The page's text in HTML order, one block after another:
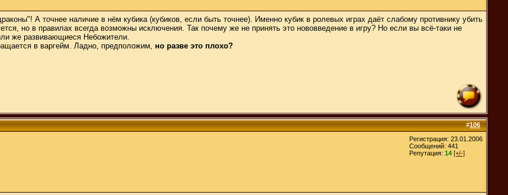
А точнее наличие в нём кубика (кубиков, если быть точнее). Именно кубик в ролевых играх даёт слабому противнику убить
но в правилах всегда возможны исключения. Так почему же не принять это нововведение в игру? Но если вы всё-таки не
же развивающиеся Небожители.
в варгейм. Ладно, предположим, но разве это плохо?
#106
Регистрация: 23.01.2006
Сообщений: 441
Репутация: 14 [+/-]